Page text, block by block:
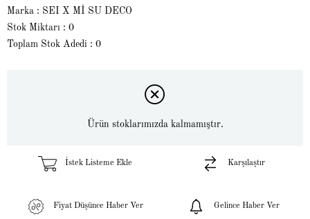
Marka : SEI X Mİ SU DECO
Stok Miktarı : 0
Toplam Stok Adedi : 0
Ürün stoklarımızda kalmamıştır.
İstek Listeme Ekle Karşılaştır
Fiyat Düşünce Haber Ver Gelince Haber Ver